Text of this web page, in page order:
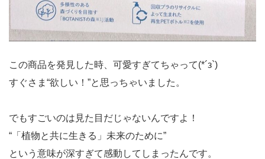
この商品を発見した時、可愛すぎてちゃって(*´з`)
すぐさま“欲しい！”と思っちゃいました。
でもすごいのは見た目だじゃないんですよ！
“「植物と共に生きる」未来のために”
という意味が深すぎて感動してしまったんです。